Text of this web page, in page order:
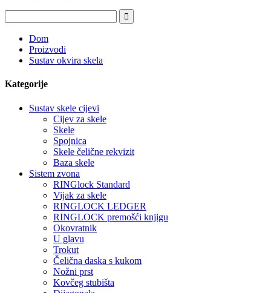
Dom
Proizvodi
Sustav okvira skela
Kategorije
Sustav skele cijevi
Cijev za skele
Skele
Spojnica
Skele čelične rekvizit
Baza skele
Sistem zvona
RINGlock Standard
Vijak za skele
RINGLOCK LEDGER
RINGLOCK premošći knjigu
Okovratnik
U glavu
Trokut
Čelična daska s kukom
Nožni prst
Kovčeg stubišta